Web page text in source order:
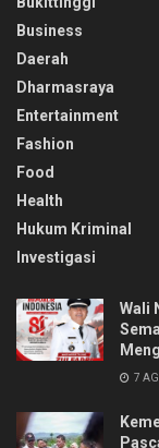
Business
Daerah
Dharmasraya
Entertainment
Fashion
Food
Health
Hukum Kriminal
Investigasi
Wali
7